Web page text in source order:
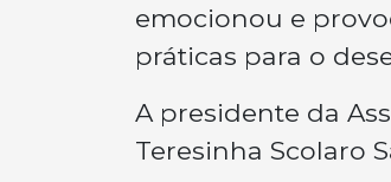
emocionou e
práticas para o
A presidente da
Teresinha Scolaro